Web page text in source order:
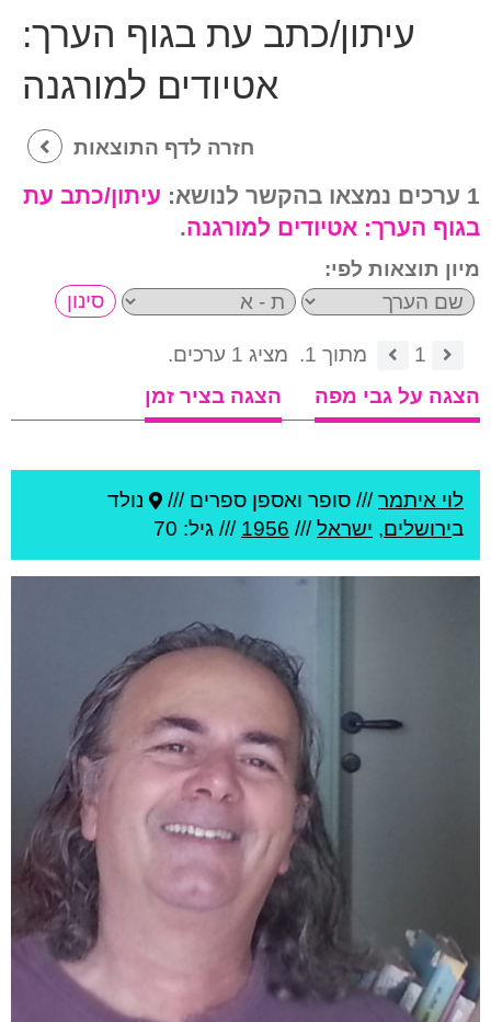
עיתון/כתב עת בגוף הערך:
אטיודים למורגנה
חזרה לדף התוצאות
1 ערכים נמצאו בהקשר לנושא:
עיתון/כתב עת
בגוף הערך: אטיודים למורגנה.
מיון תוצאות לפי:
1 מתוך 1.
מציג 1 ערכים.
הצגה על גבי מפה
הצגה בציר זמן
לוי איתמר/// סופר ואספן ספרים ///
נולד
בירושלים, ישראל///
1956 /// גיל: 70